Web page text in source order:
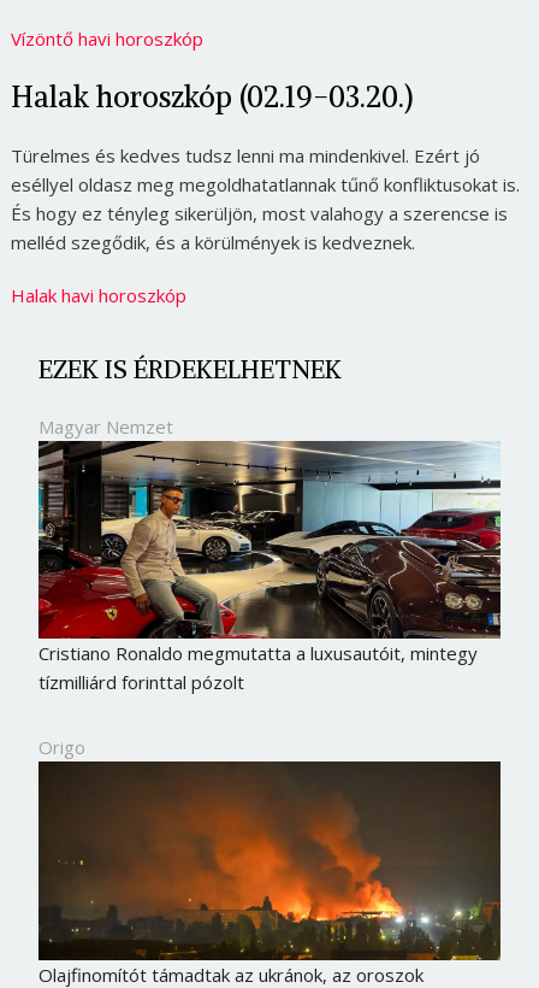
Vízöntő havi horoszkóp
Halak horoszkóp (02.19-03.20.)
Türelmes és kedves tudsz lenni ma mindenkivel. Ezért jó
eséllyel oldasz meg megoldhatatlannak tűnő konfliktusokat is.
És hogy ez tényleg sikerüljön, most valahogy a szerencse is
melléd szegődik, és a körülmények is kedveznek.
Halak havi horoszkóp
EZEK IS ÉRDEKELHETNEK
Magyar Nemzet
Cristiano Ronaldo megmutatta a luxusautóit, mintegy
tízmilliárd forinttal pózolt
Origo
Olajfinomítót támadtak az ukránok, az oroszok